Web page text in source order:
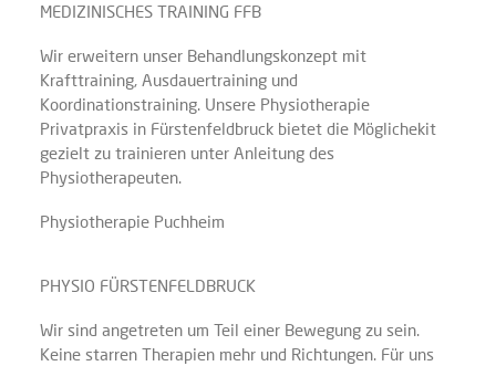
MEDIZINISCHES TRAINING FFB
Wir erweitern unser Behandlungskonzept mit
Krafttraining, Ausdauertraining und
Koordinationstraining. Unsere Physiotherapie
Privatpraxis in Fürstenfeldbruck bietet die Möglichekit
gezielt zu trainieren unter Anleitung des
Physiotherapeuten.
Physiotherapie Puchheim
PHYSIO FÜRSTENFELDBRUCK
Wir sind angetreten um Teil einer Bewegung zu sein.
Keine starren Therapien mehr und Richtungen. Für uns